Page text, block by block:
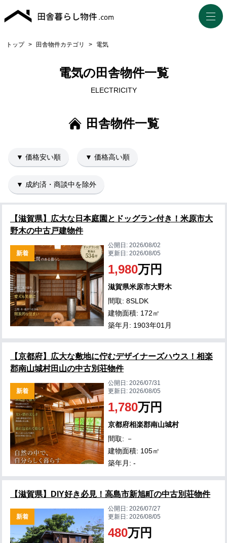
トップ > 田舎物件カテゴリ > 電気
電気の田舎物件一覧
ELECTRICITY
田舎物件一覧
▼ 価格安い順 ▼ 価格高い順
▼ 成約済・商談中を除外
【滋賀県】広大な日本庭園とドッグラン付き！米原市大
野木の中古戸建物件
新着
公開日:2026/08/02
更新日:2026/08/05
1,980万円
滋賀県米原市大野木
間取: 8SLDK
建物面積: 172㎡
築年月: 1903年01月
【京都府】広大な敷地に佇むデザイナーズハウス！相楽
郡南山城村田山の中古別荘物件
新着
公開日:2026/07/31
更新日:2026/08/05
1,780万円
京都府相楽郡南山城村
間取: －
建物面積: 105㎡
築年月: -
【滋賀県】DIY好き必見！高島市新旭町の中古別荘物件
新着
公開日:2026/07/27
更新日:2026/08/05
480万円